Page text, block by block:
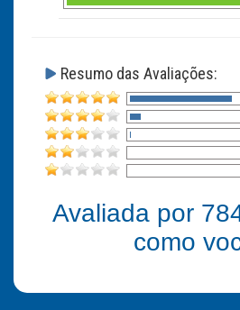
Resumo das Avaliações:
Avaliada por
como